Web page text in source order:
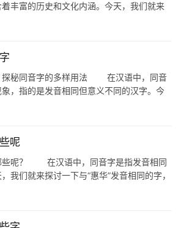
丰富的历史和文化内涵。今天，我们就来
探秘同音字的多样用法 在汉语中，同音
，指的是发音相同但意义不同的汉字。今
呢
呢？ 在汉语中，同音字是指发音相同
我们就来探讨一下与“惠华”发音相同的字，